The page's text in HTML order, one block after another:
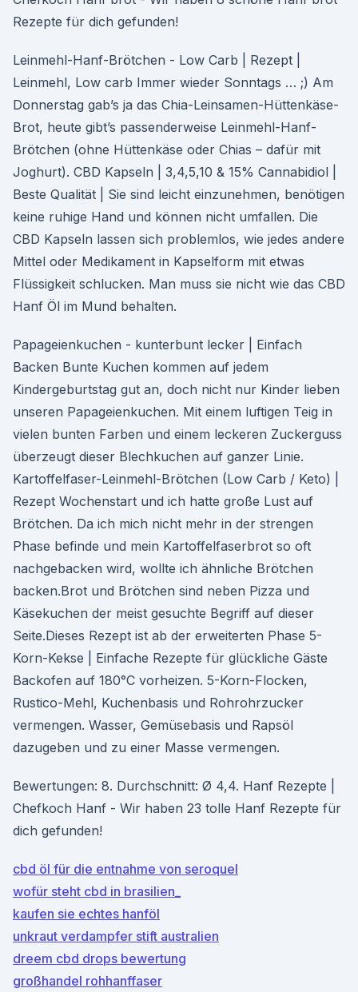
Rezepte für dich gefunden!
Leinmehl-Hanf-Brötchen - Low Carb | Rezept |
Leinmehl, Low carb Immer wieder Sonntags … ;) Am
Donnerstag gab’s ja das Chia-Leinsamen-Hüttenkäse-
Brot, heute gibt’s passenderweise Leinmehl-Hanf-
Brötchen (ohne Hüttenkäse oder Chias – dafür mit
Joghurt). CBD Kapseln | 3,4,5,10 & 15% Cannabidiol |
Beste Qualität | Sie sind leicht einzunehmen, benötigen
keine ruhige Hand und können nicht umfallen. Die
CBD Kapseln lassen sich problemlos, wie jedes andere
Mittel oder Medikament in Kapselform mit etwas
Flüssigkeit schlucken. Man muss sie nicht wie das CBD
Hanf Öl im Mund behalten.
Papageienkuchen - kunterbunt lecker | Einfach
Backen Bunte Kuchen kommen auf jedem
Kindergeburtstag gut an, doch nicht nur Kinder lieben
unseren Papageienkuchen. Mit einem luftigen Teig in
vielen bunten Farben und einem leckeren Zuckerguss
überzeugt dieser Blechkuchen auf ganzer Linie.
Kartoffelfaser-Leinmehl-Brötchen (Low Carb / Keto) |
Rezept Wochenstart und ich hatte große Lust auf
Brötchen. Da ich mich nicht mehr in der strengen
Phase befinde und mein Kartoffelfaserbrot so oft
nachgebacken wird, wollte ich ähnliche Brötchen
backen.Brot und Brötchen sind neben Pizza und
Käsekuchen der meist gesuchte Begriff auf dieser
Seite.Dieses Rezept ist ab der erweiterten Phase 5-
Korn-Kekse | Einfache Rezepte für glückliche Gäste
Backofen auf 180°C vorheizen. 5-Korn-Flocken,
Rustico-Mehl, Kuchenbasis und Rohrohrzucker
vermengen. Wasser, Gemüsebasis und Rapsöl
dazugeben und zu einer Masse vermengen.
Bewertungen: 8. Durchschnitt: Ø 4,4. Hanf Rezepte |
Chefkoch Hanf - Wir haben 23 tolle Hanf Rezepte für
dich gefunden!
cbd öl für die entnahme von seroquel
wofür steht cbd in brasilien_
kaufen sie echtes hanföl
unkraut verdampfer stift australien
dreem cbd drops bewertung
großhandel rohhanffaser